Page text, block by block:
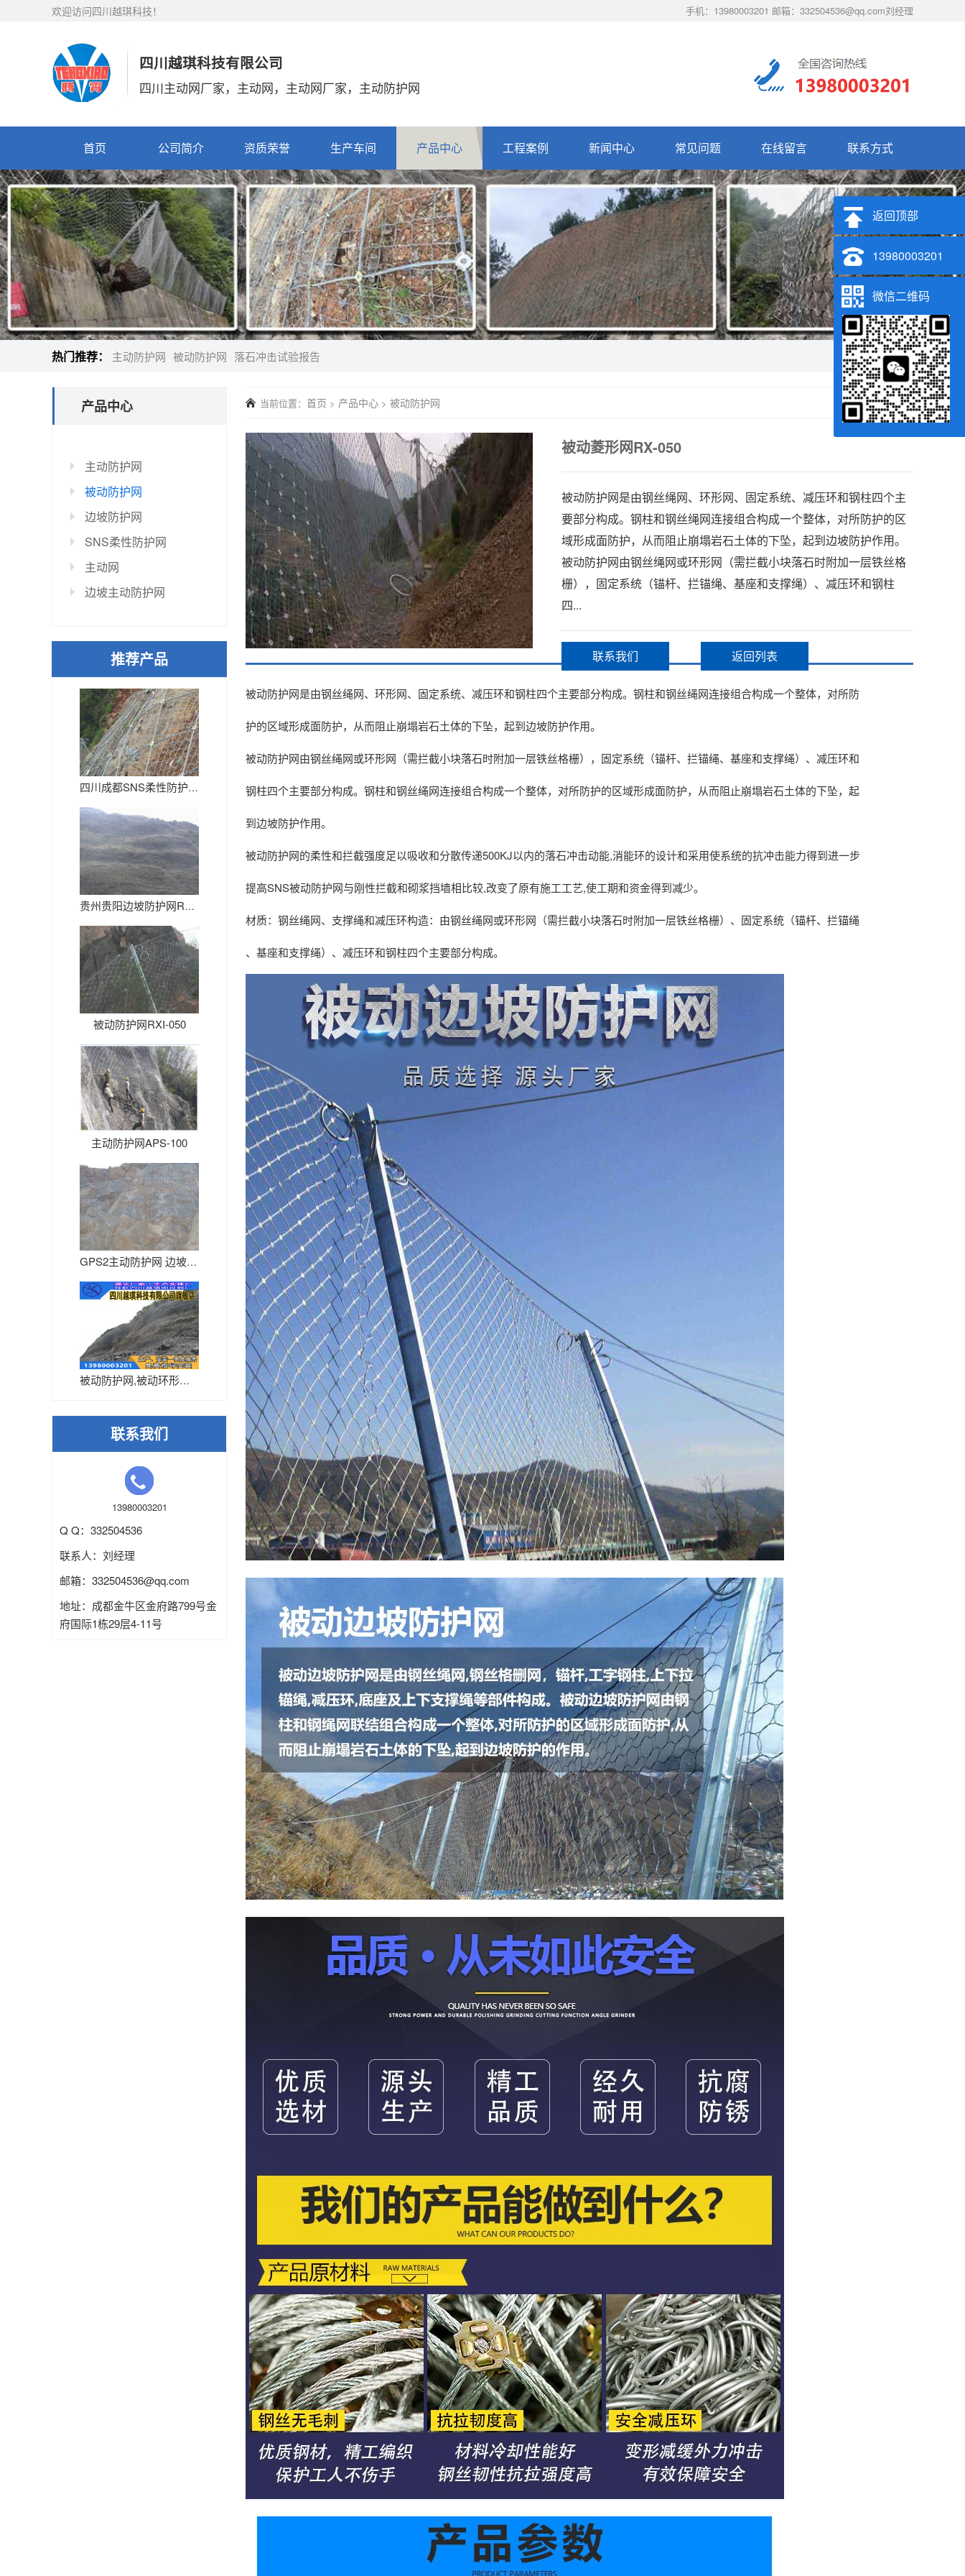
手机：13980003201 邮箱：332504536@qq.com刘经理
欢迎访问四川越琪科技！
四川越琪科技有限公司
四川主动网厂家，主动网，主动网厂家，主动防护网
首页 公司简介 资质荣誉 生产车间 产品中心 工程案例 新闻中心 常见问题 在线留言 联系方式
热门推荐： 主动防护网 被动防护网 落石冲击试验报告
产品中心
主动防护网
被动防护网
边坡防护网
SNS柔性防护网
主动网
边坡主动防护网
推荐产品
四川成都SNS柔性防护网生产厂...
贵州贵阳边坡防护网RX-075...
被动防护网RXI-050
主动防护网APS-100
GPS2主动防护网 边坡防护网
被动防护网,被动环形网,被动菱...
联系我们
13980003201
Q Q：332504536
联系人：刘经理
邮箱： 332504536@qq.com
地址：成都金牛区金府路799号金
府国际1栋29层4-11号
当前位置： 首页 > 产品中心 > 被动防护网
被动菱形网RX-050
被动防护网是由钢丝绳网、环形网、固定系统、减压环和钢柱四个主
要部分构成。钢柱和钢丝绳网连接组合构成一个整体，对所防护的区
域形成面防护，从而阻止崩塌岩石土体的下坠，起到边坡防护作用。
被动防护网由钢丝绳网或环形网（需拦截小块落石时附加一层铁丝格
栅），固定系统（锚杆、拦锚绳、基座和支撑绳）、减压环和钢柱
四...
联系我们 返回列表
被动防护网是由钢丝绳网、环形网、固定系统、减压环和钢柱四个主要部分构成。钢柱和钢丝绳网连接组合构成一个整体，对所防
护的区域形成面防护，从而阻止崩塌岩石土体的下坠，起到边坡防护作用。
被动防护网由钢丝绳网或环形网（需拦截小块落石时附加一层铁丝格栅），固定系统（锚杆、拦锚绳、基座和支撑绳）、减压环和
钢柱四个主要部分构成。钢柱和钢丝绳网连接组合构成一个整体，对所防护的区域形成面防护，从而阻止崩塌岩石土体的下坠，起
到边坡防护作用。
被动防护网的柔性和拦截强度足以吸收和分散传递500KJ以内的落石冲击动能,消能环的设计和采用使系统的抗冲击能力得到进一步
提高SNS被动防护网与刚性拦截和砌浆挡墙相比较,改变了原有施工工艺,使工期和资金得到减少。
材质：钢丝绳网、支撑绳和减压环构造：由钢丝绳网或环形网（需拦截小块落石时附加一层铁丝格栅）、固定系统（锚杆、拦锚绳
、基座和支撑绳）、减压环和钢柱四个主要部分构成。
返回顶部
13980003201
微信二维码